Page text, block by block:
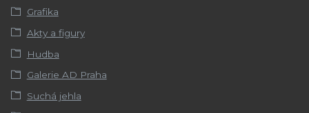
Grafika
Akty a figury
Hudba
Galerie AD Praha
Suchá jehla